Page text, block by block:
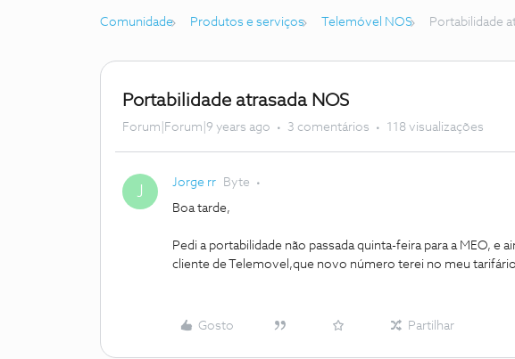
Comunidade Produtos e serviços Telemóvel NOS Portabilidade
Portabilidade atrasada NOS
Forum|Forum|9 years ago 3 comentários 118 visualizações
J Jorge rr Byte
Boa tarde,
Pedi a portabilidade não passada quinta-feira para a MEO, e
cliente de Telemovel,que novo número terei no meu
Gosto Partilhar